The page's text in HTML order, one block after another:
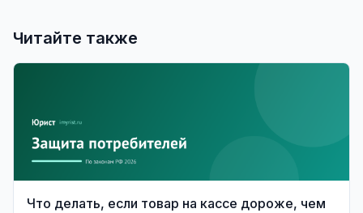
Читайте также
Что делать, если товар на кассе дороже, чем